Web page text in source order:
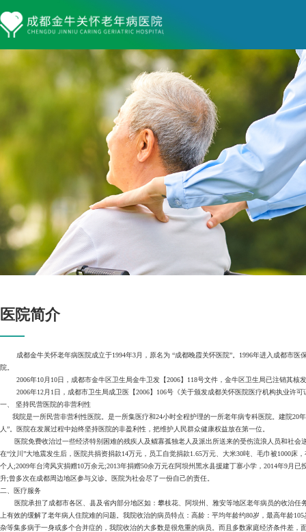
医院简介
成都金牛关怀老年病医院成立于1994年3月，原名为 “成都晚霞关怀医院”。1996年进入成都市医
院。
2006年10月10日，成都市金牛区卫生局金牛卫发【2006】118号文件，金牛区卫生局已注销其核
2006年12月1日，成都市卫生局成卫医【2006】106号《关于颁发成都关怀医院医疗机构执业许
一、 坚持民营医院的非营利性
我院是一所民营非营利性医院。是一所集医疗和24小时全程护理的一所老年病专科医院。建院20
人”。医院在发展过程中始终坚持医院的非盈利性，把维护人民群众健康权益放在第一位。
医院免费收治过一些经济特别困难的残疾人及鳏寡孤独老人及派出所送来的受伤流浪人员和社会
在“汶川”大地震发生后，医院共捐资捐款14万元，员工自觉捐款1.65万元、大米30吨、毛巾被1000
个人;2009年台湾风灾捐赠10万余元;2013年捐赠50余万元在阿坝州黑水县援建丁寨小学，2014年9月
升;曾多次在成都周边地区参与义诊。医院为社会尽了一份自己的责任。
二、医疗服务
医院承担了成都市各区、县及省内部分地区如：攀枝花、阿坝州、雅安等地区老年病员的收治任
上有效的缓解了老年病人住院难的问题。我院收治的病员特点：高龄：平均年龄约80岁，最高年龄
杂等集多病于一身或多个合并症的，我院收治的大多数是很危重的病员。而且多数家庭经济条件差